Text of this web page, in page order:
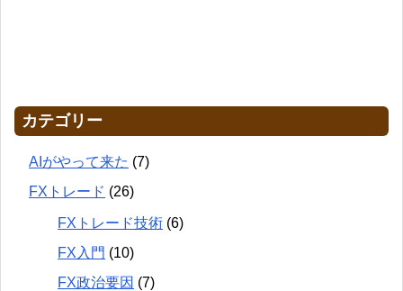
カテゴリー
AIがやって来た (7)
FXトレード (26)
FXトレード技術 (6)
FX入門 (10)
FX政治要因 (7)